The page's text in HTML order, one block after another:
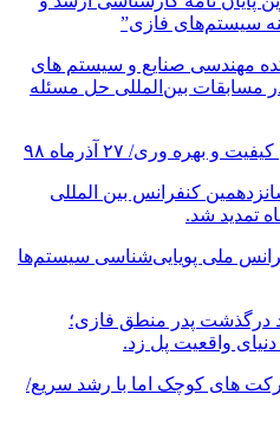
سیستم‌های فازی”
مهندسی صنایع و سیستم های
مسابقات بین‌المللی حل مسئله
بهره وری/ ۲۷ آذرماه ۹۸
کنفرانس بین المللی
ملی پویایی‌شناسی سیستم‌ها
درگذشت پدر منطق فازی؛
واقعیت پل زد.
های کوچک اما با رشد سریع/